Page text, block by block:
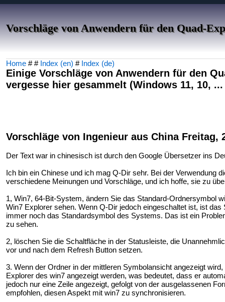
Vorschläge von Anwendern für den Quad-
Home # # Index (en) # Index (de)
Einige Vorschläge von Anwendern für den
vergesse hier gesammelt (Windows 11, 10,
Vorschläge von Ingenieur aus China Freitag,
Der Text war in chinesisch ist durch den Google Übersetzer ins
Ich bin ein Chinese und ich mag Q-Dir sehr. Bei der Verwendung
verschiedene Meinungen und Vorschläge, und ich hoffe, sie zu
1, Win7, 64-Bit-System, ändern Sie das Standard-Ordnersymbol
Win7 Explorer sehen. Wenn Q-Dir jedoch eingeschaltet ist, ist
immer noch das Standardsymbol des Systems. Das ist ein
zu sehen.
2, löschen Sie die Schaltfläche in der Statusleiste, die
vor und nach dem Refresh Button setzen.
3. Wenn der Ordner in der mittleren Symbolansicht angezeigt
Explorer des win7 angezeigt werden, was bedeutet, dass er
jedoch nur eine Zeile angezeigt, gefolgt von der ausgelassenen
empfohlen, diesen Aspekt mit win7 zu synchronisieren.